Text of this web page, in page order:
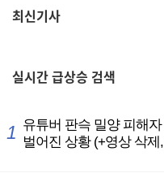
최신기사
실시간급상승 검색